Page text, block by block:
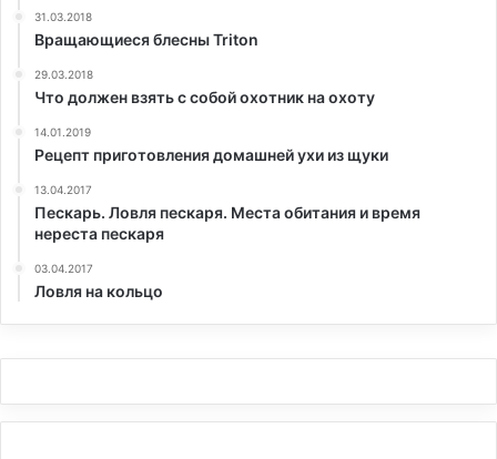
31.03.2018
Вращающиеся блесны Triton
29.03.2018
Что должен взять с собой охотник на охоту
14.01.2019
Рецепт приготовления домашней ухи из щуки
13.04.2017
Пескарь. Ловля пескаря. Места обитания и время
нереста пескаря
03.04.2017
Ловля на кольцо